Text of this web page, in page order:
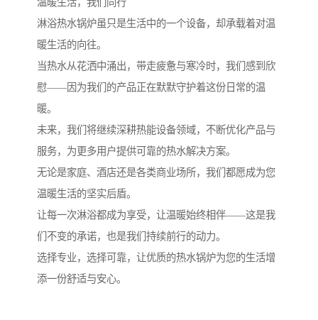
温暖生活，我们同行
淋浴热水锅炉虽只是生活中的一个设备，却承载着对温
暖生活的向往。
当热水从花洒中涌出，带走疲惫与寒冷时，我们感到欣
慰——因为我们的产品正在默默守护着这份日常的温
暖。
未来，我们将继续深耕热能设备领域，不断优化产品与
服务，为更多用户提供可靠的热水解决方案。
无论是家庭、酒店还是各类商业场所，我们都愿成为您
温暖生活的坚实后盾。
让每一次淋浴都成为享受，让温暖始终相伴——这是我
们不变的承诺，也是我们持续前行的动力。
选择专业，选择可靠，让优质的热水锅炉为您的生活增
添一份舒适与安心。